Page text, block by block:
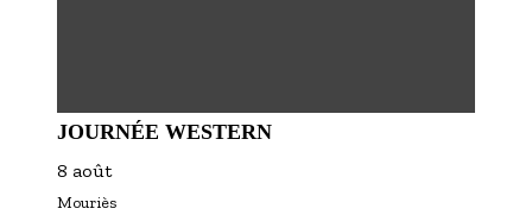
JOURNÉE WESTERN
8 août
Mouriès